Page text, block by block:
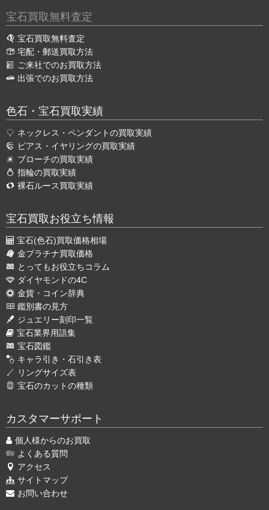
宝石買取無料査定
宝石買取無料査定
宅配・郵送買取方法
ご来社でのお買取方法
出張でのお買取方法
色石・宝石買取実績
ネックレス・ペンダントの買取実績
ピアス・イヤリングの買取実績
ブローチの買取実績
指輪の買取実績
裸石ルース買取実績
宝石買取お役立ち情報
宝石(色石)買取価格相場
金プラチナ買取価格
とってもお役立ちコラム
ダイヤモンドの4C
金貨・コイン辞典
鑑別書の見方
ジュエリー刻印一覧
宝石業界用語集
宝石図鑑
キャラ引き・石引き表
リングサイズ表
宝石のカットの種類
カスタマーサポート
個人様からのお買取
よくある質問
アクセス
サイトマップ
お問い合わせ